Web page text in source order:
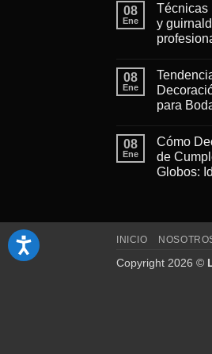
08
Ene
Técnicas
y
comentarios
en
Técnicas
para
y
guirnaldas
de
globos
profesionales
08
Ene
para
comentarios
en
Tendencias
en
Bodas
en
2025
08
Ene
Cómo
de
Globos:
Decorar
Fiesta
de
INICIO
Copyright 2026 ©